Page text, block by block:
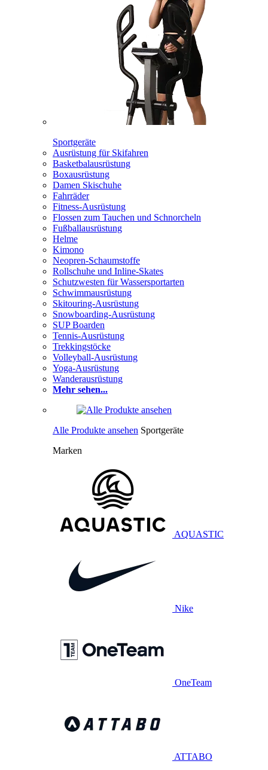
Sportgeräte
Ausrüstung für Skifahren
Basketbalausrüstung
Boxausrüstung
Damen Skischuhe
Fahrräder
Fitness-Ausrüstung
Flossen zum Tauchen und Schnorcheln
Fußballausrüstung
Helme
Kimono
Neopren-Schaumstoffe
Rollschuhe und Inline-Skates
Schutzwesten für Wassersportarten
Schwimmausrüstung
Skitouring-Ausrüstung
Snowboarding-Ausrüstung
SUP Boarden
Tennis-Ausrüstung
Trekkingstöcke
Volleyball-Ausrüstung
Yoga-Ausrüstung
Wanderausrüstung
Mehr sehen...
Alle Produkte ansehen Sportgeräte
Marken
AQUASTIC
Nike
OneTeam
ATTABO